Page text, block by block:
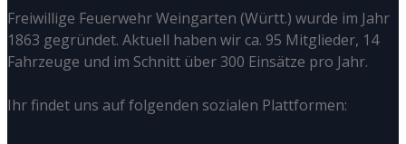
Freiwillige Feuerwehr Weingarten (Württ.) wurde im Jahr
1863 gegründet. Aktuell haben wir ca. 95 Mitglieder, 14
Fahrzeuge und im Schnitt über 300 Einsätze pro Jahr.
Ihr findet uns auf folgenden sozialen Plattformen: